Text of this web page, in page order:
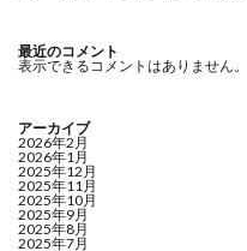
最近のコメント
表示できるコメントはありません。
アーカイブ
2026年2月
2026年1月
2025年12月
2025年11月
2025年10月
2025年9月
2025年8月
2025年7月